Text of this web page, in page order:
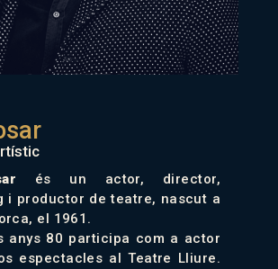
és un actor, director,
i productor de teatre, nascut a
el 1961.
anys 80 participa com a actor
espectacles al Teatre Lliure.